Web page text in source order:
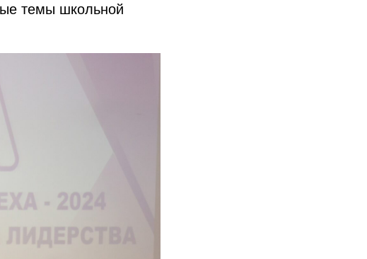
темы школьной